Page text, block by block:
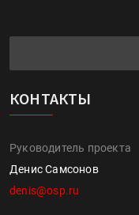
КОНТАКТЫ
Руководитель проекта
Денис Самсонов
denis@osp.ru